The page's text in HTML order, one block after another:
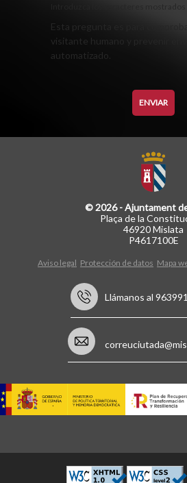
Introduzca los caracteres mostrados
Esta pregunta es para
visitante humano y prevenir
automatizado.
© 2026 - Ajuntament
Plaça de la
46920 Mislata
P4617100E
Aviso legal Protección de datos Mapa
Llámanos al